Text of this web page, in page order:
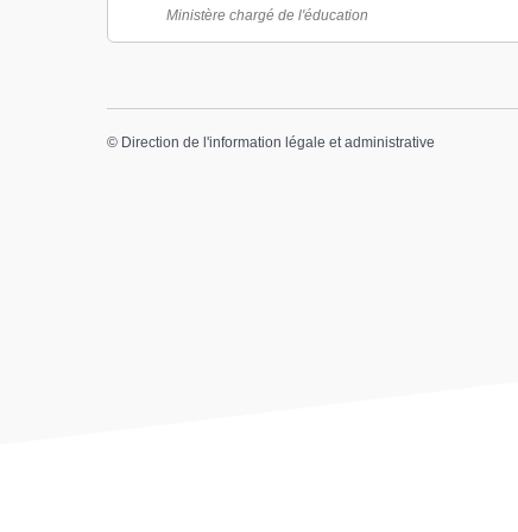
Ministère chargé de l'éducation
© Direction de l'information légale et administrative